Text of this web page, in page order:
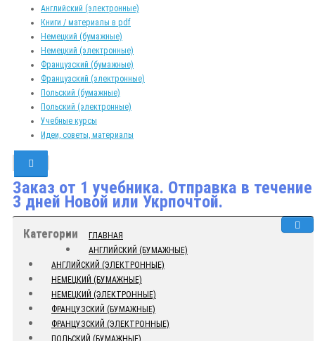
Английский (электронные)
Книги / материалы в pdf
Немецкий (бумажные)
Немецкий (электронные)
Французский (бумажные)
Французский (электронные)
Польский (бумажные)
Польский (электронные)
Учебные курсы
Идеи, советы, материалы
Заказ от 1 учебника. Отправка в течение
3 дней Новой или Укрпочтой.
Категории
ГЛАВНАЯ
АНГЛИЙСКИЙ (БУМАЖНЫЕ)
АНГЛИЙСКИЙ (ЭЛЕКТРОННЫЕ)
НЕМЕЦКИЙ (БУМАЖНЫЕ)
НЕМЕЦКИЙ (ЭЛЕКТРОННЫЕ)
ФРАНЦУЗСКИЙ (БУМАЖНЫЕ)
ФРАНЦУЗСКИЙ (ЭЛЕКТРОННЫЕ)
ПОЛЬСКИЙ (БУМАЖНЫЕ)